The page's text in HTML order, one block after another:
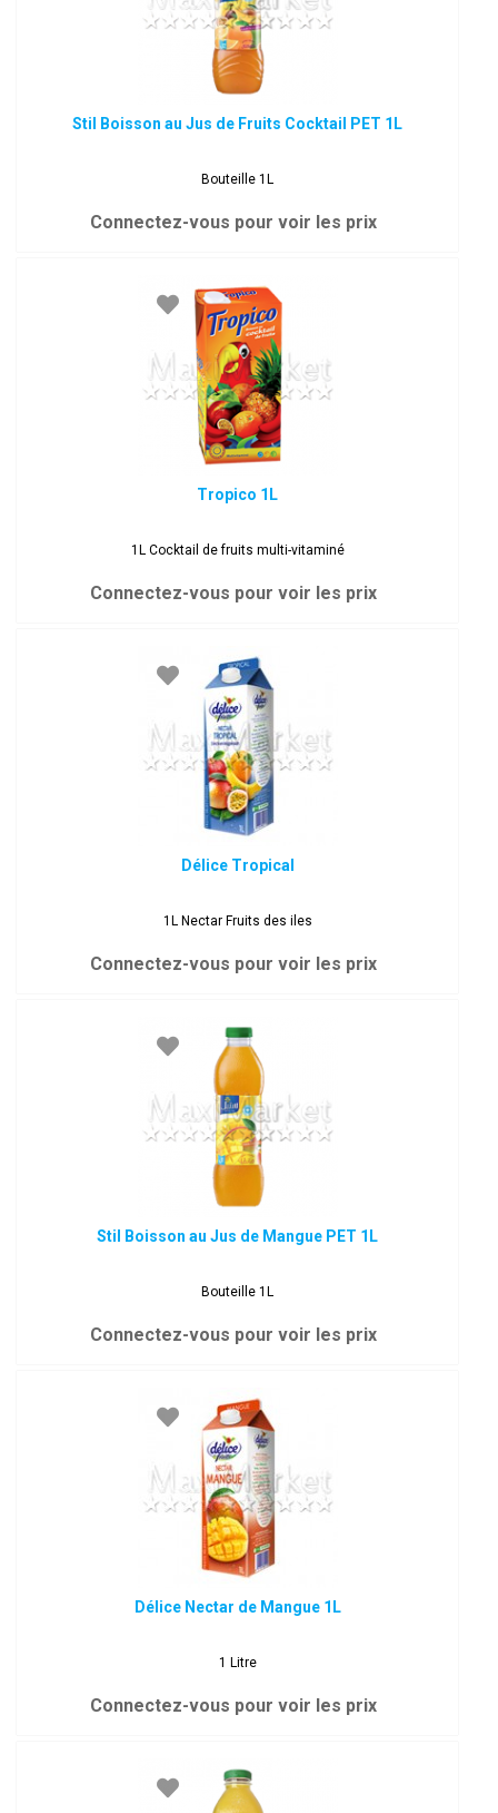
Stil Boisson au Jus de Fruits Cocktail PET 1L
Bouteille 1L
Connectez-vous pour voir les prix
Tropico 1L
1L Cocktail de fruits multi-vitaminé
Connectez-vous pour voir les prix
Délice Tropical
1L Nectar Fruits des iles
Connectez-vous pour voir les prix
Stil Boisson au Jus de Mangue PET 1L
Bouteille 1L
Connectez-vous pour voir les prix
Délice Nectar de Mangue 1L
1 Litre
Connectez-vous pour voir les prix